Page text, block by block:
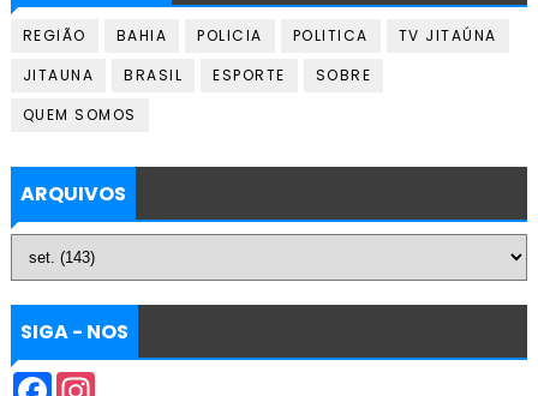
REGIÃO BAHIA POLICIA POLITICA
TV JITAÚNA
JITAUNA
BRASIL ESPORTE
SOBRE
QUEM SOMOS
ARQUIVOS
SIGA - NOS
F
I